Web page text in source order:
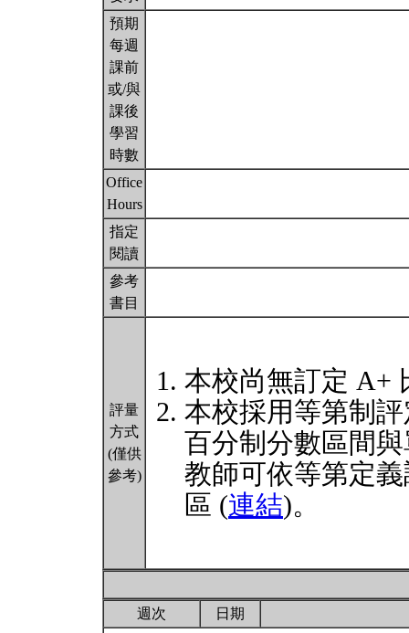
預期
每週
課前
或/與
課後
學習
時數
Office
Hours
指定
閱讀
參考
書目
評量
方式
(僅供
參考)
本校尚無訂定 A+
本校採用等第制
百分制分數區間
教師可依等第定
區 (連結)。
週次 日期